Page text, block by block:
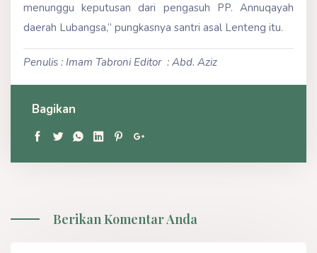
menunggu keputusan dari pengasuh PP. Annuqayah
daerah Lubangsa,” pungkasnya santri asal Lenteng itu.
Penulis : Imam Tabroni Editor : Abd. Aziz
Bagikan
Berikan Komentar Anda